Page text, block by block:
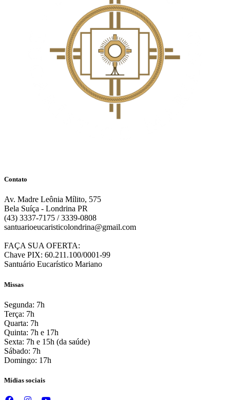
Contato
Av. Madre Leônia Mílito, 575
Bela Suíça - Londrina PR
(43) 3337-7175 / 3339-0808
santuarioeucaristicolondrina@gmail.com
FAÇA SUA OFERTA:
Chave PIX: 60.211.100/0001-99
Santuário Eucarístico Mariano
Missas
Segunda: 7h
Terça: 7h
Quarta: 7h
Quinta: 7h e 17h
Sexta: 7h e 15h (da saúde)
Sábado: 7h
Domingo: 17h
Mídias sociais